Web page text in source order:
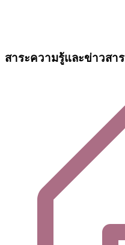
สาระความรู้และข่าวสาร